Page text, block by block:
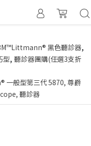
黑色聽診器,
型, 聽診器團購(任選3支折
一般型第三代 5870, 尊爵
聽診器